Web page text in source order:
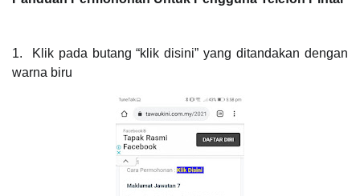
1. Klik pada butang “klik disini” yang ditandakan dengan
warna biru